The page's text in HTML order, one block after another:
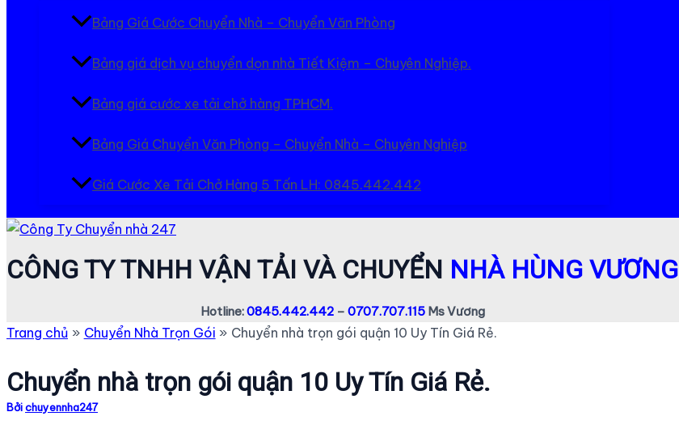
Bảng Giá Cước Chuyển Nhà – Chuyển Văn Phòng
Bảng giá dịch vụ chuyển dọn nhà Tiết Kiệm – Chuyên Nghiệp.
Bảng giá cước xe tải chở hàng TPHCM.
Bảng Giá Chuyển Văn Phòng – Chuyển Nhà – Chuyên Nghiệp
Giá Cước Xe Tải Chở Hàng 5 Tấn LH: 0845.442.442
CÔNG TY TNHH VẬN TẢI VÀ CHUYỂN NHÀ HÙNG VƯƠNG
Hotline:0845.442.442– 0707.707.115Ms Vương
Trang chủ Chuyển Nhà Trọn Gói Chuyển nhà trọn gói quận 10 Uy Tín Giá Rẻ.
Chuyển nhà trọn gói quận 10 Uy Tín Giá Rẻ.
Bởichuyennha247